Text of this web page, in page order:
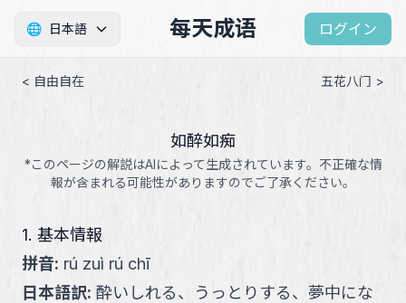
🌐 日本語 每天成语 ログイン
< 自由自在 五花八门 >
如醉如痴
*このページの解説はAIによって生成されています。不正確な情
報が含まれる可能性がありますのでご了承ください。
1. 基本情報
拼音: rú zuì rú chī
日本語訳: 酔いしれる、うっとりする、夢中にな